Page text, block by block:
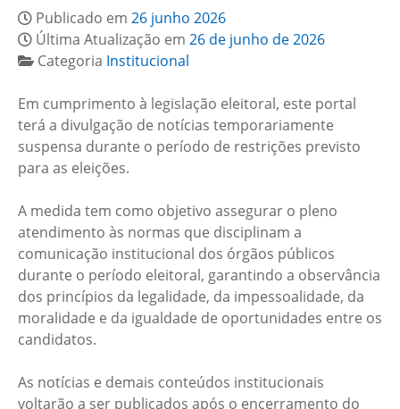
Publicado em 26 junho 2026
Última Atualização em 26 de junho de 2026
Categoria Institucional
Em cumprimento à legislação eleitoral, este portal
terá a divulgação de notícias temporariamente
suspensa durante o período de restrições previsto
para as eleições.
A medida tem como objetivo assegurar o pleno
atendimento às normas que disciplinam a
comunicação institucional dos órgãos públicos
durante o período eleitoral, garantindo a observância
dos princípios da legalidade, da impessoalidade, da
moralidade e da igualdade de oportunidades entre os
candidatos.
As notícias e demais conteúdos institucionais
voltarão a ser publicados após o encerramento do